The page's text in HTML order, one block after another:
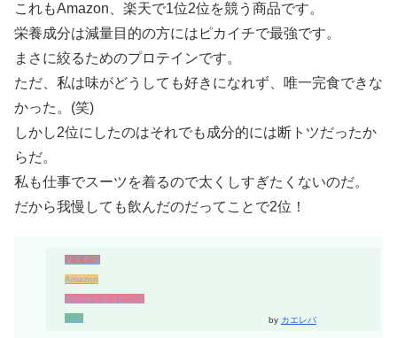
これもAmazon、楽天で1位2位を競う商品です。
栄養成分は減量目的の方にはピカイチで最強です。
まさに絞るためのプロテインです。
ただ、私は味がどうしても好きになれず、唯一完食できな
かった。(笑)
しかし2位にしたのはそれでも成分的には断トツだったか
らだ。
私も仕事でスーツを着るので太くしすぎたくないのだ。
だから我慢しても飲んだのだってことで2位！
楽天市場
Amazon
Yahooショッピング
7net
by カエレバ